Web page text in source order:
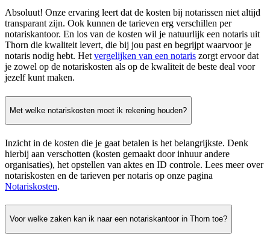
Absoluut! Onze ervaring leert dat de kosten bij notarissen niet altijd
transparant zijn. Ook kunnen de tarieven erg verschillen per
notariskantoor. En los van de kosten wil je natuurlijk een notaris uit
Thorn die kwaliteit levert, die bij jou past en begrijpt waarvoor je
notaris nodig hebt. Hetvergelijken van een notaris zorgt ervoor dat
je zowel op de notariskosten als op de kwaliteit de beste deal voor
jezelf kunt maken.
Met welke notariskosten moet ik rekening houden?
Inzicht in de kosten die je gaat betalen is het belangrijkste. Denk
hierbij aan verschotten (kosten gemaakt door inhuur andere
organisaties), het opstellen van aktes en ID controle. Lees meer over
notariskosten en de tarieven per notaris op onze pagina
Notariskosten.
Voor welke zaken kan ik naar een notariskantoor in Thorn toe?